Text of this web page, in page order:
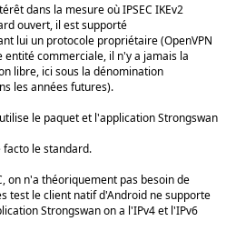
dans la mesure où IPSEC IKEv2
ouvert, il est supporté
lui un protocole propriétaire (OpenVPN
commerciale, il n'y a jamais la
libre, ici sous la dénomination
les années futures).
le paquet et l'application Strongswan
le standard.
on n'a théoriquement pas besoin de
test le client natif d'Android ne supporte
Strongswan on a l'IPv4 et l'IPv6